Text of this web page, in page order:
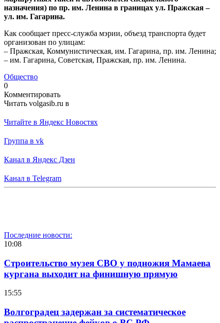
назначения) по пр. им. Ленина в границах ул. Пражская –
ул. им. Гагарина.
Как сообщает пресс-служба мэрии, объезд транспорта будет
организован по улицам:
– Пражская, Коммунистическая, им. Гагарина, пр. им. Ленина;
– им. Гагарина, Советская, Пражская, пр. им. Ленина.
Общество
0
Комментировать
Читать volgasib.ru в
Читайте в Яндекс Новостях
Группа в vk
Канал в Яндекс Дзен
Канал в Telegram
Последние новости:
10:08
Строительство музея СВО у подножия Мамаева
кургана выходит на финишную прямую
15:55
Волгоградец задержан за систематическое